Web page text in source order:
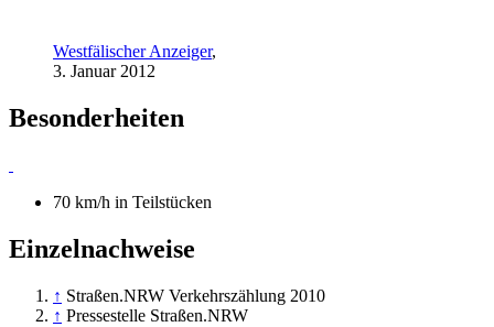
Westfälischer Anzeiger,
3. Januar 2012
Besonderheiten
70 km/h in Teilstücken
Einzelnachweise
↑ Straßen.NRW Verkehrszählung 2010
↑ Pressestelle Straßen.NRW